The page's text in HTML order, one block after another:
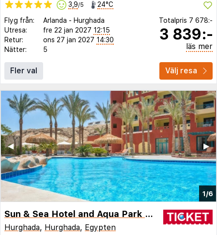
3,9/5 24°C
Flyg från: Arlanda - Hurghada
Utresa:
fre 22 jan 2027 12:15
Retur:
ons 27 jan 2027 14:30
Nätter:
5
Totalpris 7 678:-
3 839:-
läs mer
Fler val Välj resa
1/6
▶︎
◀︎
Sun & Sea Hotel and Aqua Park - Hurghada
Hurghada, Hurghada, Egypten